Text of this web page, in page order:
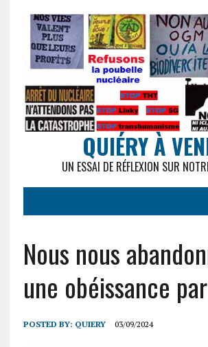
QUIÉRY À
UN ESSAI DE RÉFLEXION SUR
Nous nous
une obéissance
POSTED BY: QUIERY 03/09/2024